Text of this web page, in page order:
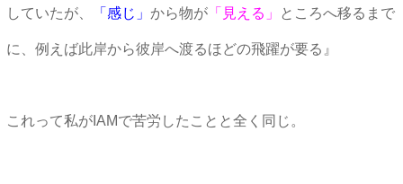
していたが、 「感じ」 から物が「見える」 ところへ移るまで
に、例えば此岸から彼岸へ渡るほどの飛躍が要る』
これって私がIAMで苦労したことと全く同じ。